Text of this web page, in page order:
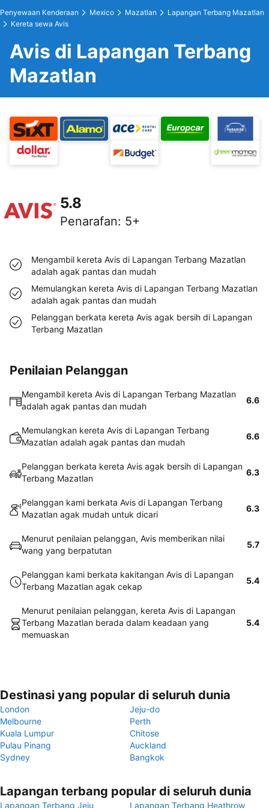
Penyewaan Kenderaan Mexico Mazatlan
Lapangan Terbang Mazatlan
Kereta sewa Avis
Avis di Lapangan Terbang
Mazatlan
5.8
Penarafan: 5+
Mengambil kereta Avis di Lapangan Terbang Mazatlan
adalah agak pantas dan mudah
Memulangkan kereta Avis di Lapangan Terbang Mazatlan
adalah agak pantas dan mudah
Pelanggan berkata kereta Avis agak bersih di Lapangan
Terbang Mazatlan
Penilaian Pelanggan
Mengambil kereta Avis di Lapangan Terbang Mazatlan
adalah agak pantas dan mudah
6.6
Memulangkan kereta Avis di Lapangan Terbang
Mazatlan adalah agak pantas dan mudah
6.6
Pelanggan berkata kereta Avis agak bersih di Lapangan
Terbang Mazatlan
6.3
Pelanggan kami berkata Avis di Lapangan Terbang
Mazatlan agak mudah untuk dicari
6.3
Menurut penilaian pelanggan, Avis memberikan nilai
wang yang berpatutan
5.7
Pelanggan kami berkata kakitangan Avis di Lapangan
Terbang Mazatlan agak cekap
5.4
Menurut penilaian pelanggan, kereta Avis di Lapangan
Terbang Mazatlan berada dalam keadaan yang
memuaskan
5.4
Destinasi yang popular di seluruh dunia
London
Jeju-do
Melbourne
Perth
Kuala Lumpur
Chitose
Pulau Pinang
Auckland
Sydney
Bangkok
Lapangan terbang popular di seluruh dunia
Lapangan Terbang Jeju Lapangan Terbang Heathrow